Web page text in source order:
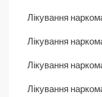
Лікування
Лікування
Лікування
Лікування